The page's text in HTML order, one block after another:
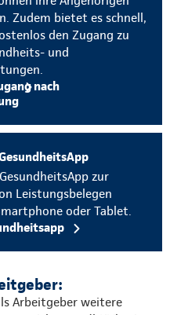
Zudem bietet es schnell,
den Zugang zu
und
nach
zur
Leistungsbelegen
oder Tablet.
Arbeitgeber weitere